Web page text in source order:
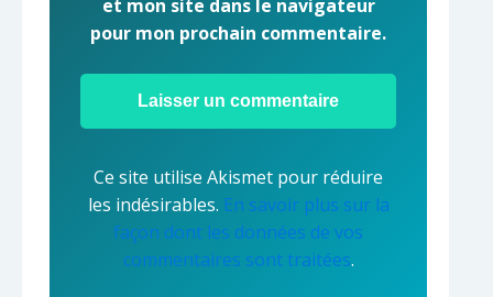
et mon site dans le navigateur
pour mon prochain commentaire.
Ce site utilise Akismet pour réduire
les indésirables. En savoir plus sur la
façon dont les données de vos
commentaires sont traitées.